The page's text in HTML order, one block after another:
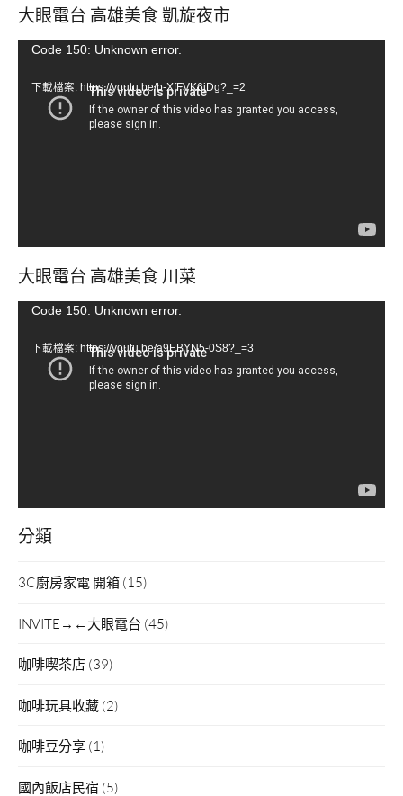
大眼電台 高雄美食 凱旋夜市
視Code 150: Unknown error.
下載檔案: https://youtu.be/b-XfFVK6jDg?_=2
大眼電台 高雄美食 川菜
視Code 150: Unknown error.
下載檔案: https://youtu.be/a9EBYN5-0S8?_=3
分類
3C廚房家電 開箱 (15)
INVITE→←大眼電台 (45)
咖啡喫茶店 (39)
咖啡玩具收藏 (2)
咖啡豆分享 (1)
國內飯店民宿 (5)